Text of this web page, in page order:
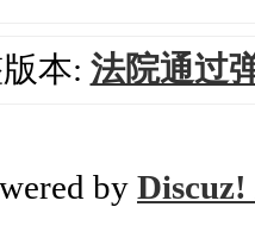
本: 法院通过
by